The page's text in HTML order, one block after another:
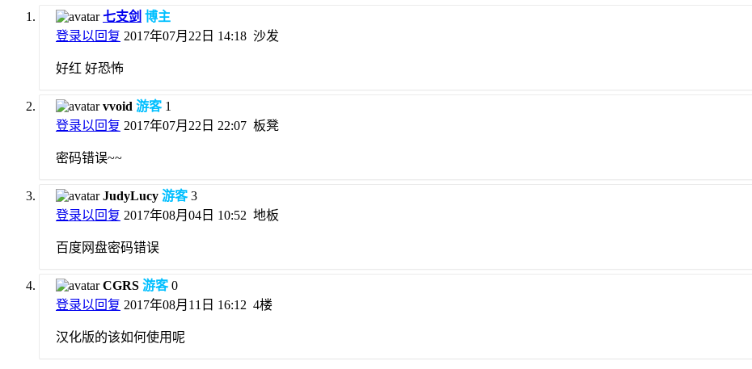
七支剑 博主
登录以回复 2017年07月22日 14:18 沙发
好红 好恐怖
vvoid 游客 1
登录以回复 2017年07月22日 22:07 板凳
密码错误~~
JudyLucy 游客 3
登录以回复 2017年08月04日 10:52 地板
百度网盘密码错误
CGRS 游客 0
登录以回复 2017年08月11日 16:12 4楼
汉化版的该如何使用呢